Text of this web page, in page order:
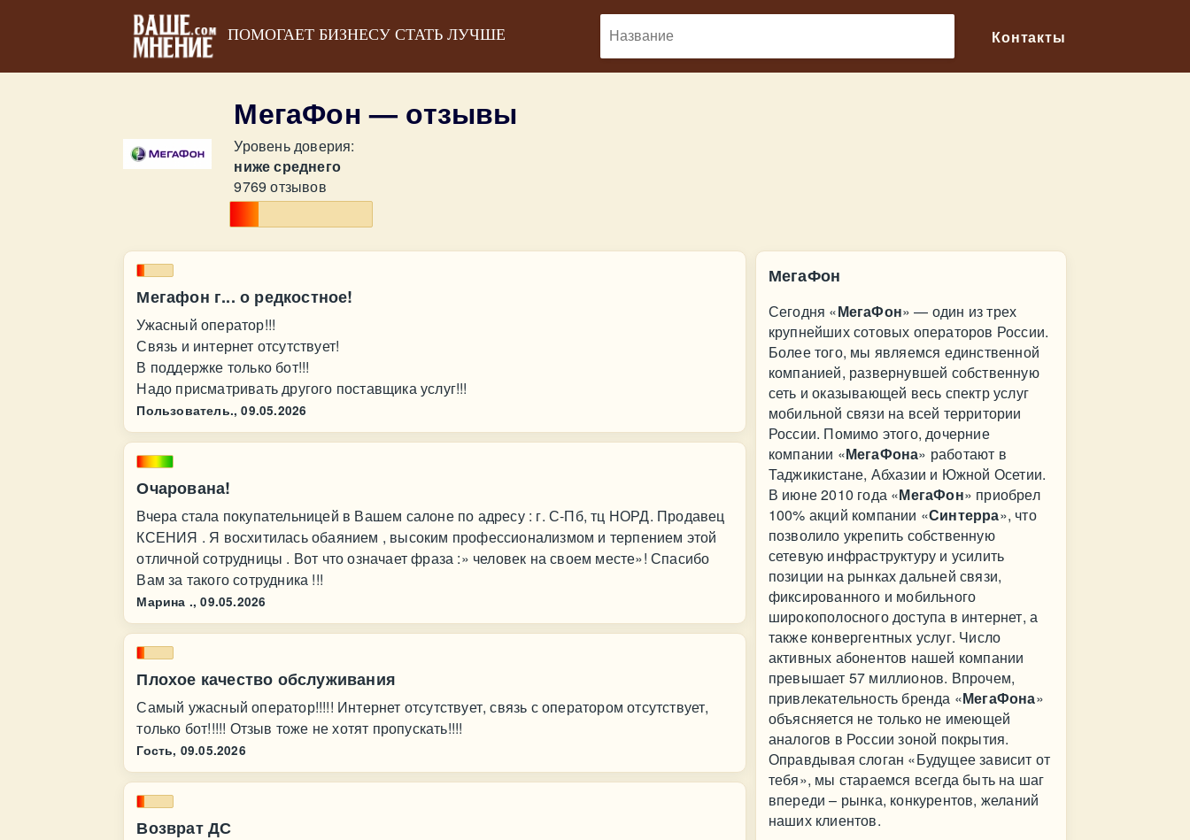
ПОМОГАЕТ БИЗНЕСУ СТАТЬ ЛУЧШЕ Контакты
МегаФон — отзывы
Уровень доверия:
ниже среднего
9769 отзывов
Мегафон г... о редкостное!
Ужасный оператор!!!
Связь и интернет отсутствует!
В поддержке только бот!!!
Надо присматривать другого поставщика услуг!!!
Пользователь., 09.05.2026
Очарована!
Вчера стала покупательницей в Вашем салоне по адресу : г. С-Пб, тц НОРД. Продавец
КСЕНИЯ . Я восхитилась обаянием , высоким профессионализмом и терпением этой
отличной сотрудницы . Вот что означает фраза :» человек на своем месте»! Спасибо
Вам за такого сотрудника !!!
Марина ., 09.05.2026
Плохое качество обслуживания
Самый ужасный оператор!!!!! Интернет отсутствует, связь с оператором отсутствует,
только бот!!!!! Отзыв тоже не хотят пропускать!!!!
Гость, 09.05.2026
Возврат ДС
МегаФон
Сегодня «МегаФон» — один из трех
крупнейших сотовых операторов России.
Более того, мы являемся единственной
компанией, развернувшей собственную
сеть и оказывающей весь спектр услуг
мобильной связи на всей территории
России. Помимо этого, дочерние
компании «МегаФона» работают в
Таджикистане, Абхазии и Южной Осетии.
В июне 2010 года «МегаФон» приобрел
100% акций компании «Синтерра», что
позволило укрепить собственную
сетевую инфраструктуру и усилить
позиции на рынках дальней связи,
фиксированного и мобильного
широкополосного доступа в интернет, а
также конвергентных услуг. Число
активных абонентов нашей компании
превышает 57 миллионов. Впрочем,
привлекательность бренда «МегаФона»
объясняется не только не имеющей
аналогов в России зоной покрытия.
Оправдывая слоган «Будущее зависит от
тебя», мы стараемся всегда быть на шаг
впереди – рынка, конкурентов, желаний
наших клиентов.